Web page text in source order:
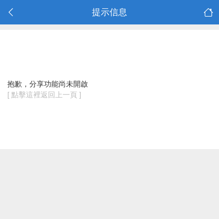
提示信息
抱歉，分享功能尚未開啟
[ 點擊這裡返回上一頁 ]